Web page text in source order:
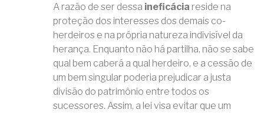
A razão de ser dessa ineficácia reside na
proteção dos interesses dos demais co-
herdeiros e na própria natureza indivisível da
herança. Enquanto não há partilha, não se sabe
qual bem caberá a qual herdeiro, e a cessão de
um bem singular poderia prejudicar a justa
divisão do patrimônio entre todos os
sucessores. Assim, a lei visa evitar que um